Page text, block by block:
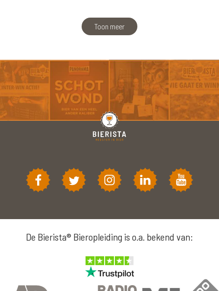
Toon meer
De Bierista® Bieropleiding is o.a. bekend van: